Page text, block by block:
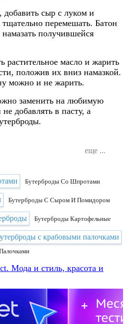
добавить сыр с луком и
перемешать. Батон
получившейся
растительное масло и жарить
положив их вниз намазкой.
можно и не жарить.
заменить на любимую
добавлять в пасту, а
еще ...
Бутерброды Со Шпротами
Бутерброды С Сыром И Помидором
Бутерброды Картофельные
Мода и стиль, красота и